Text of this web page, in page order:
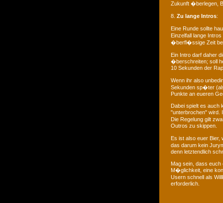
Zukunft �berlegen,
8. Zu lange Intros:
Eine Runde sollte
Einzelfall lange
�berfl�ssige Zeit
Ein Intro darf daher
�berschreiten; soll
10 Sekunden der
Wenn ihr also
Sekunden sp�ter
Punkte an eueren
Dabei spielt es auch
"unterbrochen" wird.
Die Regelung gilt
Outros zu skippen.
Es ist also euer Bier,
das darum kein
denn letztendlich
Mag sein, dass euch
M�glichkeit, eine
Usern schnell als
erforderlich.